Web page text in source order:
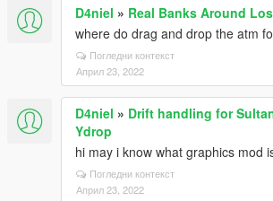
D4niel » Real Banks Around
where do drag and drop the atm
Погледни контекст
Април 23, 2022
D4niel » Drift handling for
Ydrop
hi may i know what graphics mod
Погледни контекст
Април 23, 2022